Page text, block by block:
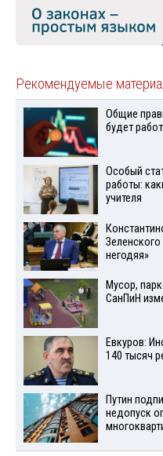
Рекомендуемые
Общие
будет
Особый
работы:
учителя
негодяя»
Мусор,
СанПиН
Евкуров:
140 тысяч
Путин
недопуск